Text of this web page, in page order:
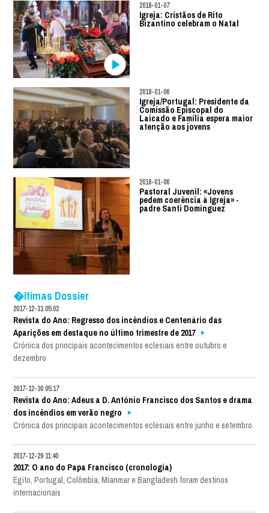
2018-01-07
Igreja: Cristãos de Rito
Bizantino celebram o Natal
2018-01-06
Igreja/Portugal: Presidente da
Comissão Episcopal do
Laicado e Família espera maior
atenção aos jovens
2018-01-06
Pastoral Juvenil: «Jovens
pedem coerência à Igreja» -
padre Santi Dominguez
�ltimas Dossier
2017-12-31 05:02
Revista do Ano: Regresso dos incêndios e Centenário das
Aparições em destaque no último trimestre de 2017
Crónica dos principais acontecimentos eclesiais entre outubro e
dezembro
2017-12-30 05:17
Revista do Ano: Adeus a D. António Francisco dos Santos e drama
dos incêndios em verão negro
Crónica dos principais acontecimentos eclesiais entre junho e setembro
2017-12-29 11:40
2017: O ano do Papa Francisco (cronologia)
Egito, Portugal, Colômbia, Mianmar e Bangladesh foram destinos
internacionais